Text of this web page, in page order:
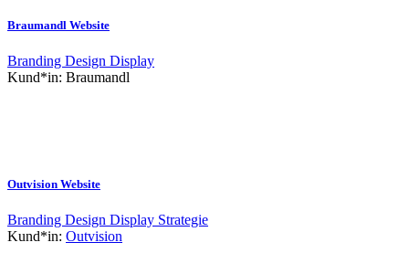
Braumandl Website
Branding Design Display
Kund*in: Braumandl
Outvision Website
Branding Design Display Strategie
Kund*in: Outvision